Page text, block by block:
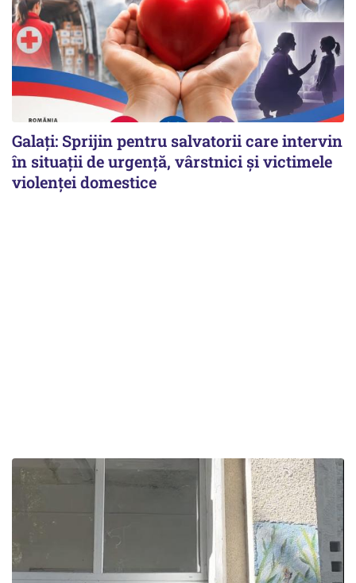
Galați: Sprijin pentru salvatorii care intervin
în situații de urgență, vârstnici și victimele
violenței domestice